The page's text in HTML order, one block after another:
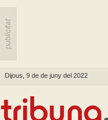
Dijous, 9 de de juny del 2022